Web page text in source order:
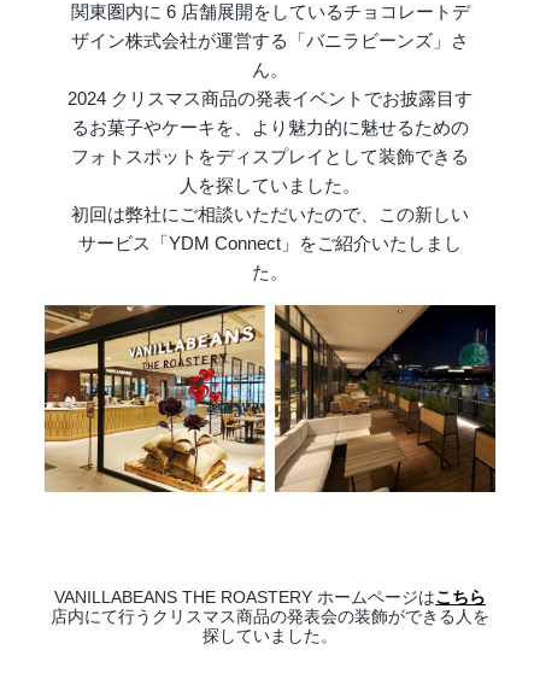
関東圏内に 6 店舗展開をしているチョコレートデ
ザイン株式会社が運営する「バニラビーンズ」さ
ん。
2024 クリスマス商品の発表イベントでお披露目す
るお菓子やケーキを、より魅力的に魅せるための
フォトスポットをディスプレイとして装飾できる
人を探していました。
初回は弊社にご相談いただいたので、この新しい
サービス「YDM Connect」をご紹介いたしまし
た。
VANILLABEANS THE ROASTERY ホームページはこちら
店内にて行うクリスマス商品の発表会の装飾ができる人を
探していました。